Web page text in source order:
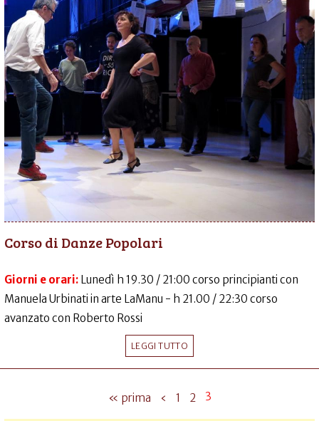
Corso di Danze Popolari
Giorni e orari: Lunedì h 19.30 / 21:00 corso principianti con
Manuela Urbinati in arte LaManu - h 21.00 / 22:30 corso
avanzato con Roberto Rossi
LEGGI TUTTO
« prima ‹ 1 2 3